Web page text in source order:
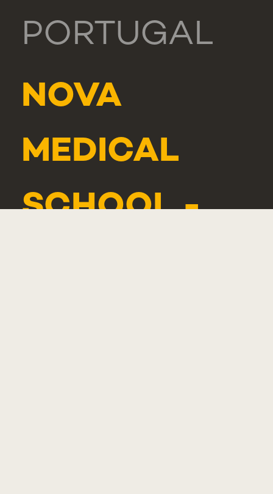
PORTUGAL
NOVA
MEDICAL
SCHOOL -